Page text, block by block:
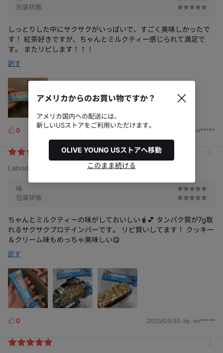
包装状態
しっとりした中にサクサクがいっぱいで、すごく美味しかったで
す！ 紅茶好きですが、ちゃんとミルクティー感じられて満足で
す。 またリピします！！！
訳す
L
k
s
0 2025/06/21 by. mi*****
Best
Labnosh プロテインクッキーバー #ミルクティー 35g
味
包装状態
ちゃんとミルクティーの味がしておいしい🧋💕 タンパク質が7g取
れるサクサクプロテインバーです。 リピ買いしてます！ クッキー
＆クリーム味もめっちゃ美味しい😋
訳す
L
k
0 2025/05/30 by. en*****
アメリカからのお買い物ですか？
アメリカ国内への配送には、
新しいUSストアをご利用いただけます。
OLIVE YOUNG USストアへ移動
このまま続ける